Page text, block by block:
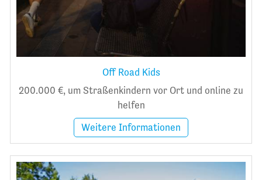
Off Road Kids
200.000 €, um Straßenkindern vor Ort und online zu
helfen
Weitere Informationen